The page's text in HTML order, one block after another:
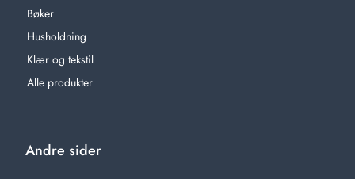
Bøker
Husholdning
Klær og tekstil
Alle produkter
Andre sider